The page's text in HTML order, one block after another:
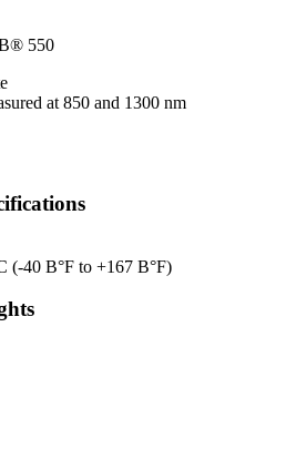
550
at 850 and 1300 nm
(-40 В°F to +167 В°F)